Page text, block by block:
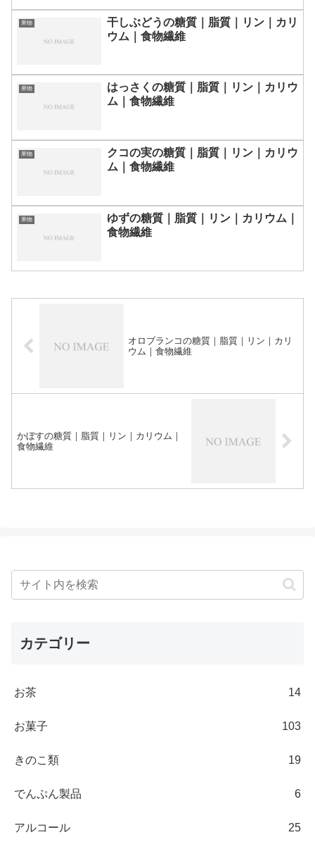
果物
干しぶどうの糖質｜脂質｜リン｜カリ
ウム｜食物繊維
果物
はっさくの糖質｜脂質｜リン｜カリウ
ム｜食物繊維
果物
クコの実の糖質｜脂質｜リン｜カリウ
ム｜食物繊維
果物
ゆずの糖質｜脂質｜リン｜カリウム｜
食物繊維
オロブランコの糖質｜脂質｜リン｜カリ
ウム｜食物繊維
かぼすの糖質｜脂質｜リン｜カリウム｜
食物繊維
カテゴリー
お茶 14
お菓子 103
きのこ類 19
でんぷん製品 6
アルコール 25